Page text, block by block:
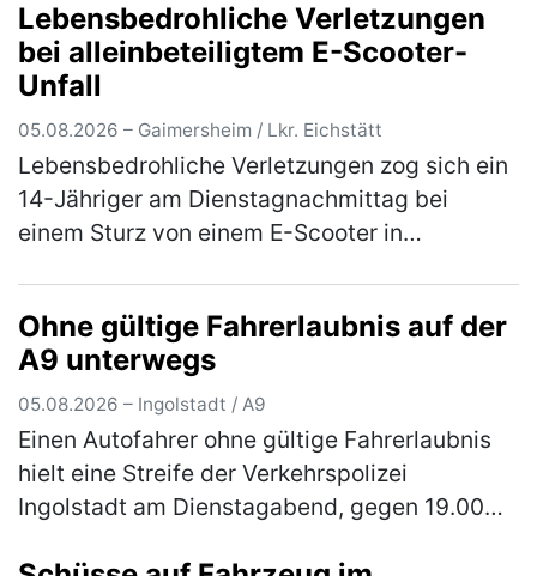
unterzogen. Im Rahmen der Überprüfung
wur…(mehr)
Lebensbedrohliche Verletzungen
bei alleinbeteiligtem E-Scooter-
Unfall
05.08.2026 – Gaimersheim / Lkr. Eichstätt
Lebensbedrohliche Verletzungen zog sich ein
14-Jähriger am Dienstagnachmittag bei
einem Sturz von einem E-Scooter in
(mehr)
Ohne gültige Fahrerlaubnis auf der
A9 unterwegs
05.08.2026 – Ingolstadt / A9
Einen Autofahrer ohne gültige Fahrerlaubnis
hielt eine Streife der Verkehrspolizei
Ingolstadt am Dienstagabend, gegen 19.00